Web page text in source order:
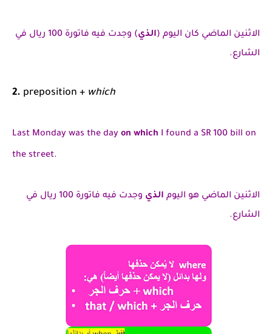
الاثنين الماضي كان اليوم (الذي
) وجدت فيه فاتورة 100 ريال في
الشارع.
2. preposition + which
Last Monday was the day on which I found a SR 100 bill on
the street.
الاثنين الماضي هو اليوم الذي وجدت فيه
فاتورة 100 ريال في
الشارع.